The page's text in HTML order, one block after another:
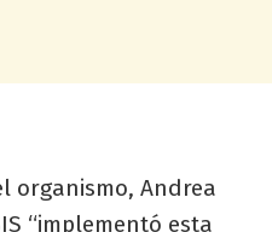
organismo, Andrea
“implementó esta